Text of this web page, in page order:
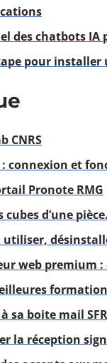
des chatbots IA
pour
CNRS
: connexion et
Pronote RMG
d’une pièce.
web premium
sa boite mail
la réception